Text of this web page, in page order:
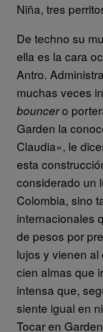
Niña, tres
De techno su
ella es la cara
Antro.
muchas veces
bouncero
Garden la
Claudia», le
esta
considerado un
Colombia, sino
internacionales
de pesos por
lujos y vienen
cien almas que
intensa que,
siente igual en
Tocar en